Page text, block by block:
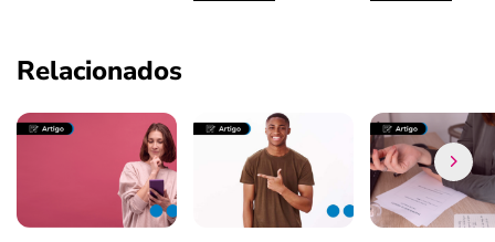
Relacionados